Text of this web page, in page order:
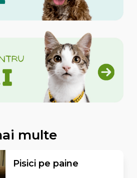
multe
Pisici pe paine